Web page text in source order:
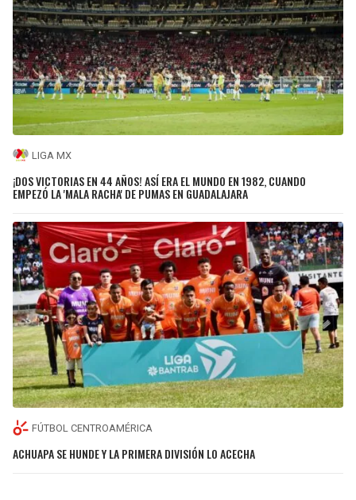
LIGA MX
¡DOS VICTORIAS EN 44 AÑOS! ASÍ ERA EL MUNDO EN 1982, CUANDO
EMPEZÓ LA 'MALA RACHA' DE PUMAS EN GUADALAJARA
FÚTBOL CENTROAMÉRICA
ACHUAPA SE HUNDE Y LA PRIMERA DIVISIÓN LO ACECHA